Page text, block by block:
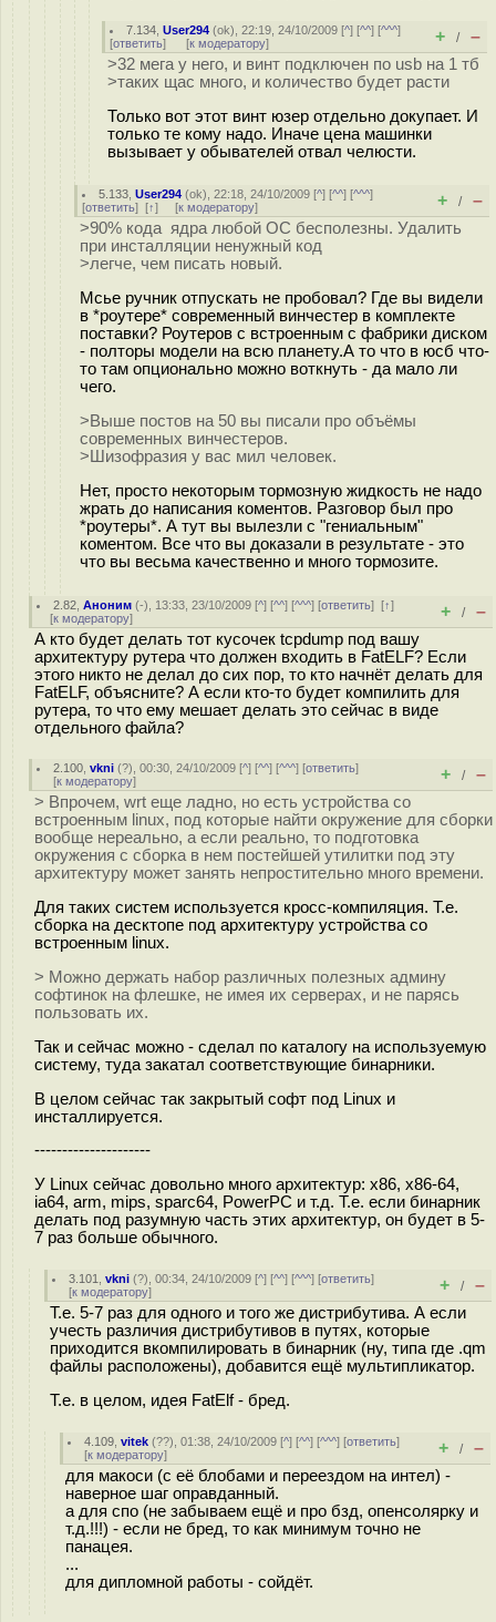
7.134 ,User294 (ok), 22:19, 24/10/2009 [^] [^^] [^^^]
[ответить] [к модератору] + / –
>32 мега у него, и винт подключен по usb на 1 тб
>таких щас много, и количество будет расти
Только вот этот винт юзер отдельно докупает. И
только те кому надо. Иначе цена машинки
вызывает у обывателей отвал челюсти.
5.133 ,User294 (ok), 22:18, 24/10/2009 [^] [^^] [^^^]
[ответить] [↑] [к модератору] + / –
>90% кода ядра любой ОС бесполезны. Удалить
при инсталляции ненужный код
>легче, чем писать новый.
Мсье ручник отпускать не пробовал? Где вы видели
в *роутере* современный винчестер в комплекте
поставки? Роутеров с встроенным с фабрики диском
- полторы модели на всю планету.А то что в юсб что-
то там опционально можно воткнуть - да мало ли
чего.
>Выше постов на 50 вы писали про объёмы
современных винчестеров.
>Шизофразия у вас мил человек.
Нет, просто некоторым тормозную жидкость не надо
жрать до написания коментов. Разговор был про
*роутеры*. А тут вы вылезли с "гениальным"
коментом. Все что вы доказали в результате - это
что вы весьма качественно и много тормозите.
2.82 ,Аноним (-), 13:33, 23/10/2009 [^] [^^] [^^^] [ответить][↑]
[к модератору] + / –
А кто будет делать тот кусочек tcpdump под вашу
архитектуру рутера что должен входить в FatELF? Если
этого никто не делал до сих пор, то кто начнёт делать для
FatELF, объясните? А если кто-то будет компилить для
рутера, то что ему мешает делать это сейчас в виде
отдельного файла?
2.100 ,vkni (?), 00:30, 24/10/2009 [^] [^^] [^^^] [ответить]
[к модератору] + / –
> Впрочем, wrt еще ладно, но есть устройства со
встроенным linux, под которые найти окружение для сборки
вообще нереально, а если реально, то подготовка
окружения с сборка в нем постейшей утилитки под эту
архитектуру может занять непростительно много времени.
Для таких систем используется кросс-компиляция. Т.е.
сборка на десктопе под архитектуру устройства со
встроенным linux.
> Можно держать набор различных полезных админу
софтинок на флешке, не имея их серверах, и не парясь
пользовать их.
Так и сейчас можно - сделал по каталогу на используемую
систему, туда закатал соответствующие бинарники.
В целом сейчас так закрытый софт под Linux и
инсталлируется.
---------------------
У Linux сейчас довольно много архитектур: x86, x86-64,
ia64, arm, mips, sparc64, PowerPC и т.д. Т.е. если бинарник
делать под разумную часть этих архитектур, он будет в 5-
7 раз больше обычного.
3.101 ,vkni (?), 00:34, 24/10/2009 [^] [^^] [^^^] [ответить]
[к модератору] + / –
Т.е. 5-7 раз для одного и того же дистрибутива. А если
учесть различия дистрибутивов в путях, которые
приходится вкомпилировать в бинарник (ну, типа где .qm
файлы расположены), добавится ещё мультипликатор.
Т.е. в целом, идея FatElf - бред.
4.109 ,vitek (??), 01:38, 24/10/2009 [^] [^^] [^^^] [ответить]
[к модератору] + / –
для макоси (с её блобами и переездом на интел) -
наверное шаг оправданный.
а для спо (не забываем ещё и про бзд, опенсолярку и
т.д.!!!) - если не бред, то как минимум точно не
панацея.
...
для дипломной работы - сойдёт.